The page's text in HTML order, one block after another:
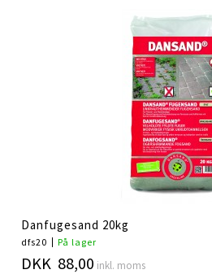
Danfugesand 20kg
dfs20 På lager
DKK 88,00 inkl. moms